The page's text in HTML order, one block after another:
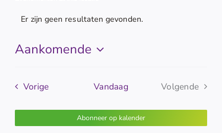
Bericht
Er zijn geen resultaten gevonden.
Aankomende
datum.
VorigeEvenementenVandaag
Volgende
Abonneer op kalender